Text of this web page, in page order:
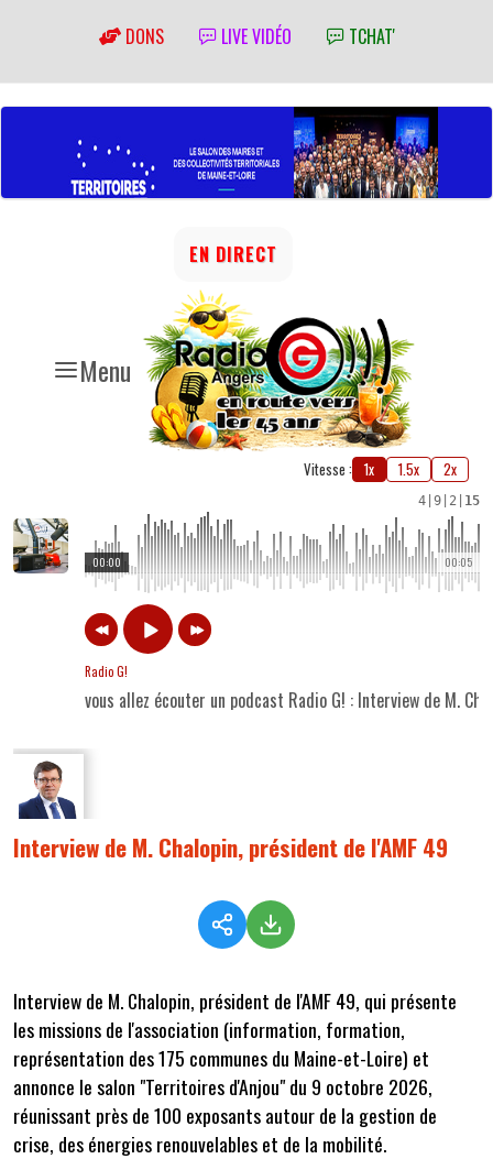
DONS LIVE VIDÉO TCHAT'
Menu
EN DIRECT
Vitesse : 1x 1.5x 2x
4 9 2 15
00:05
00:00
Radio G!
vous allez écouter un podcast Radio G! : Interview de M.
Interview de M. Chalopin, président de l'AMF 49
Interview de M. Chalopin, président de l'AMF 49, qui présente
les missions de l'association (information, formation,
représentation des 175 communes du Maine-et-Loire) et
annonce le salon "Territoires d'Anjou" du 9 octobre 2026,
réunissant près de 100 exposants autour de la gestion de
crise, des énergies renouvelables et de la mobilité.